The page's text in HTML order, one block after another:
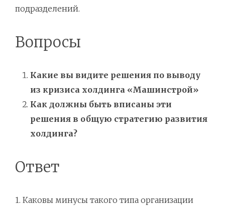
подразделений.
Вопросы
Какие вы видите решения по выводу
из кризиса холдинга «Машинстрой»
Как должны быть вписаны эти
решения в общую стратегию развития
холдинга?
Ответ
1. Каковы минусы такого типа организации